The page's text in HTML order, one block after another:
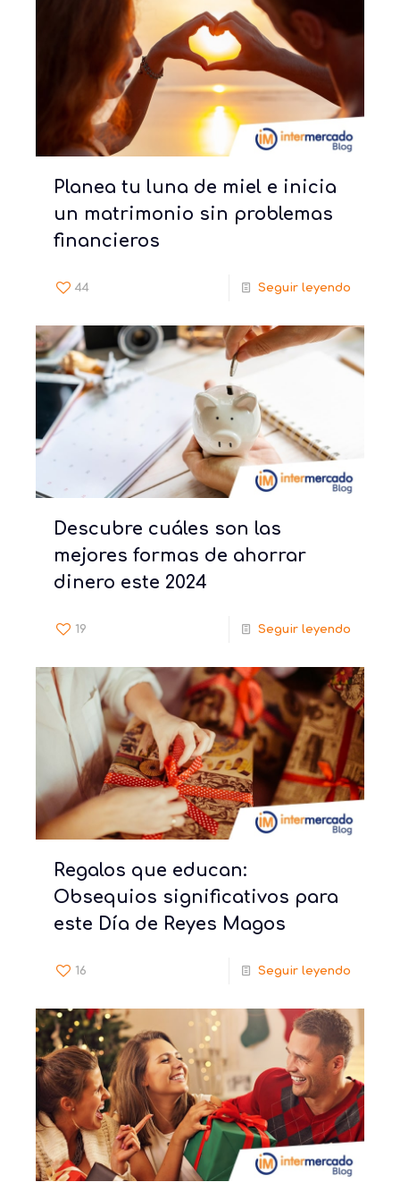
Planea tu luna de miel e inicia
un matrimonio sin problemas
financieros
44 Seguir leyendo
Descubre cuáles son las
mejores formas de ahorrar
dinero este 2024
19 Seguir leyendo
Regalos que educan:
Obsequios significativos para
este Día de Reyes Magos
16 Seguir leyendo